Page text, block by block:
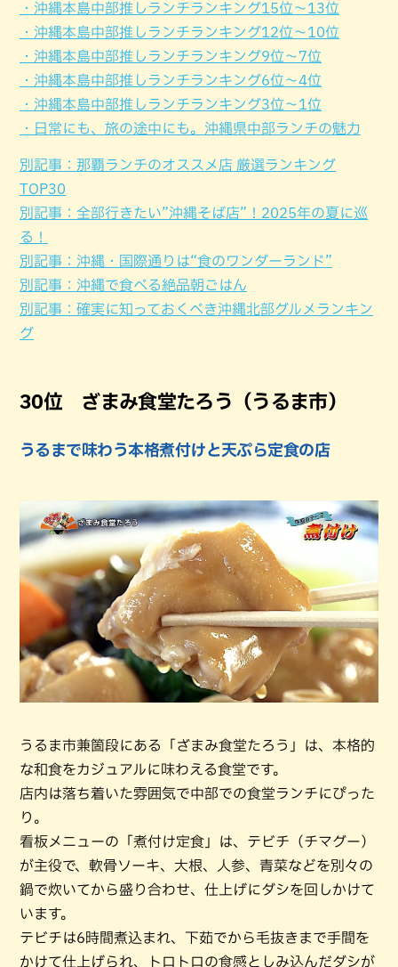
・沖縄本島中部推しランチランキング15位〜13位
・沖縄本島中部推しランチランキング12位〜10位
・沖縄本島中部推しランチランキング9位〜7位
・沖縄本島中部推しランチランキング6位〜4位
・沖縄本島中部推しランチランキング3位〜1位
・日常にも、旅の途中にも。沖縄県中部ランチの魅力
別記事：那覇ランチのオススメ店 厳選ランキング
TOP30
別記事：全部行きたい”沖縄そば店”！2025年の夏に巡
る！
別記事：沖縄・国際通りは“食のワンダーランド”
別記事：沖縄で食べる絶品朝ごはん
別記事：確実に知っておくべき沖縄北部グルメランキン
グ
30位 ざまみ食堂たろう（うるま市）
うるまで味わう本格煮付けと天ぷら定食の店
うるま市兼箇段にある「ざまみ食堂たろう」は、本格的
な和食をカジュアルに味わえる食堂です。
店内は落ち着いた雰囲気で中部での食堂ランチにぴった
り。
看板メニューの「煮付け定食」は、テビチ（チマグー）
が主役で、軟骨ソーキ、大根、人参、青菜などを別々の
鍋で炊いてから盛り合わせ、仕上げにダシを回しかけて
います。
テビチは6時間煮込まれ、下茹でから毛抜きまで手間を
かけて仕上げられ、トロトロの食感としみ込んだダシが